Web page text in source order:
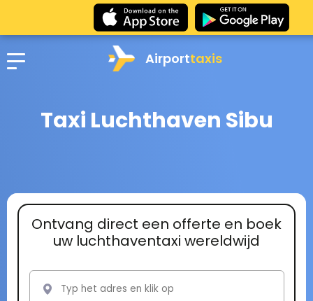
Airporttaxis
Taxi Luchthaven Sibu
Ontvang direct een offerte en boek
uw luchthaventaxi wereldwijd